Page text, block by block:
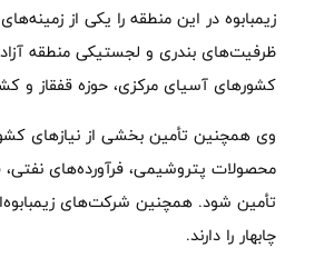
زیمبابوه در این منطقه را یکی از
ظرفیت‌های بندری و لجستیکی منطقه آزاد
کشورهای آسیای مرکزی، حوزه قفقاز و
وی همچنین تأمین بخشی از نیازهای کشور
محصولات پتروشیمی، فرآورده‌های نفتی،
تأمین شود. همچنین شرکت‌های
چابهار را دارند.